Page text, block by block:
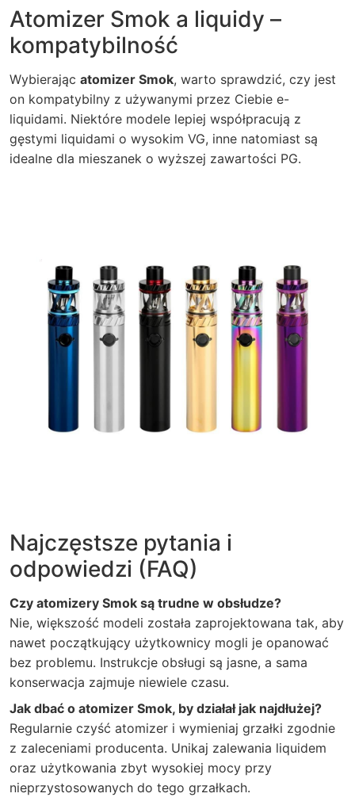
Atomizer Smok a liquidy –
kompatybilność
Wybierając atomizer Smok, warto sprawdzić, czy jest
on kompatybilny z używanymi przez Ciebie e-
liquidami. Niektóre modele lepiej współpracują z
gęstymi liquidami o wysokim VG, inne natomiast są
idealne dla mieszanek o wyższej zawartości PG.
Najczęstsze pytania i
odpowiedzi (FAQ)
Czy atomizery Smok są trudne w obsłudze?
Nie, większość modeli została zaprojektowana tak, aby
nawet początkujący użytkownicy mogli je opanować
bez problemu. Instrukcje obsługi są jasne, a sama
konserwacja zajmuje niewiele czasu.
Jak dbać o atomizer Smok, by działał jak najdłużej?
Regularnie czyść atomizer i wymieniaj grzałki zgodnie
z zaleceniami producenta. Unikaj zalewania liquidem
oraz użytkowania zbyt wysokiej mocy przy
nieprzystosowanych do tego grzałkach.